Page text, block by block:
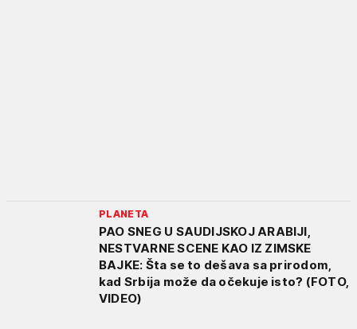
PLANETA
PAO SNEG U SAUDIJSKOJ ARABIJI,
NESTVARNE SCENE KAO IZ ZIMSKE
BAJKE: Šta se to dešava sa prirodom,
kad Srbija može da očekuje isto? (FOTO,
VIDEO)